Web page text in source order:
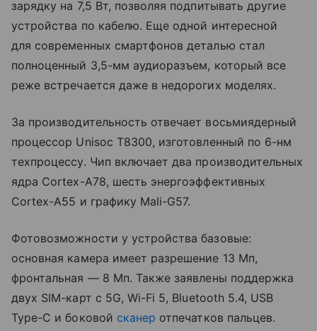
зарядку на 7,5 Вт, позволяя подпитывать другие
устройства по кабелю. Еще одной интересной
для современных смартфонов деталью стал
полноценный 3,5-мм аудиоразъем, который все
реже встречается даже в недорогих моделях.
За производительность отвечает восьмиядерный
процессор Unisoc T8300, изготовленный по 6-нм
техпроцессу. Чип включает два производительных
ядра Cortex-A78, шесть энергоэффективных
Cortex-A55 и графику Mali-G57.
Фотовозможности у устройства базовые:
основная камера имеет разрешение 13 Мп,
фронтальная — 8 Мп. Также заявлены поддержка
двух SIM-карт с 5G, Wi-Fi 5, Bluetooth 5.4, USB
Type-C и боковой сканер отпечатков пальцев.